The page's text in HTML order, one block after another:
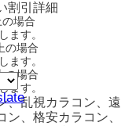
割引詳細
の場合
ます。
の場合
ます。
の場合
ます。
、乱視カラコン、遠
、格安カラコン、